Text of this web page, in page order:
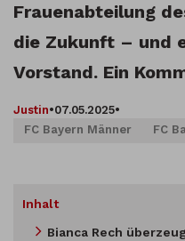
Frauenabteilung
die Zukunft – und
Vorstand. Ein
Justin•07.05.2025•
FC Bayern Männer
FC
Inhalt
Bianca Rech